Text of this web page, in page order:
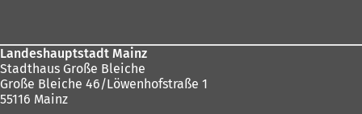
Landeshauptstadt Mainz
Stadthaus Große Bleiche
Große Bleiche 46/Löwenhofstraße 1
55116 Mainz